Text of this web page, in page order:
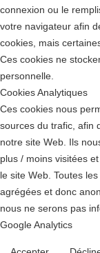
connexion ou le
votre navigateur afin
cookies, mais
Ces cookies ne
personnelle.
Cookies Analytiques
Ces cookies nous
sources du trafic, afin
notre site Web. Ils
plus / moins visitées
le site Web. Toutes
agrégées et donc
nous ne serons pas
Google Analytics